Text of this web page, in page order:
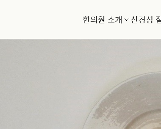
한의원 소개 신경성
단&공진탕 할인프로모